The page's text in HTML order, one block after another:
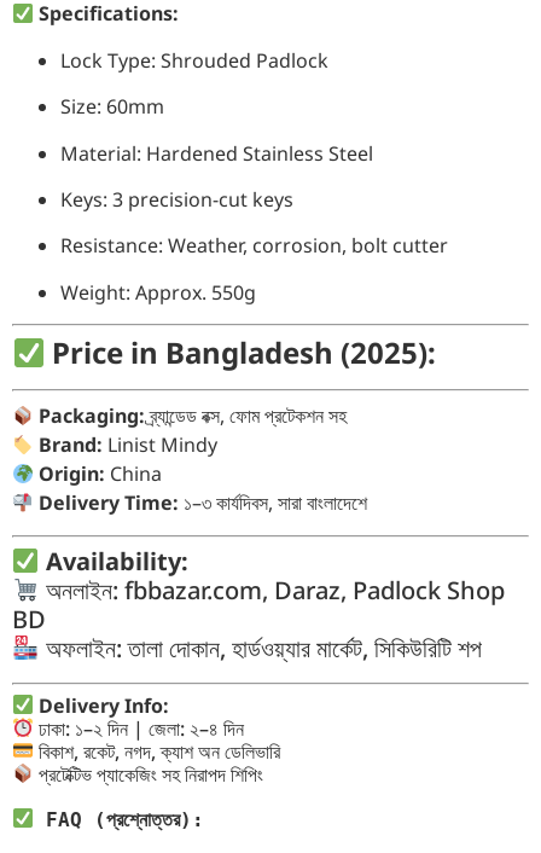
Specifications:
Lock Type: Shrouded Padlock
Size: 60mm
Material: Hardened Stainless Steel
Keys: 3 precision-cut keys
Resistance: Weather, corrosion, bolt cutter
Weight: Approx. 550g
Price in Bangladesh (2025):
Packaging:ব্র্যান্ডেড বক্স, ফোম প্রটেকশন সহ
Brand: Linist Mindy
Origin: China
Delivery Time: ১–৩ কার্যদিবস, সারা বাংলাদেশে
Availability:
অনলাইন: fbbazar.com, Daraz, Padlock Shop
BD
অফলাইন: তালা দোকান, হার্ডওয়্যার মার্কেট, সিকিউরিটি শপ
Delivery Info:
ঢাকা: ১–২ দিন | জেলা: ২–৪ দিন
বিকাশ, রকেট, নগদ, ক্যাশ অন ডেলিভারি
প্রটেক্টিভ প্যাকেজিং সহ নিরাপদ শিপিং
FAQ (প্রশ্নোত্তর):